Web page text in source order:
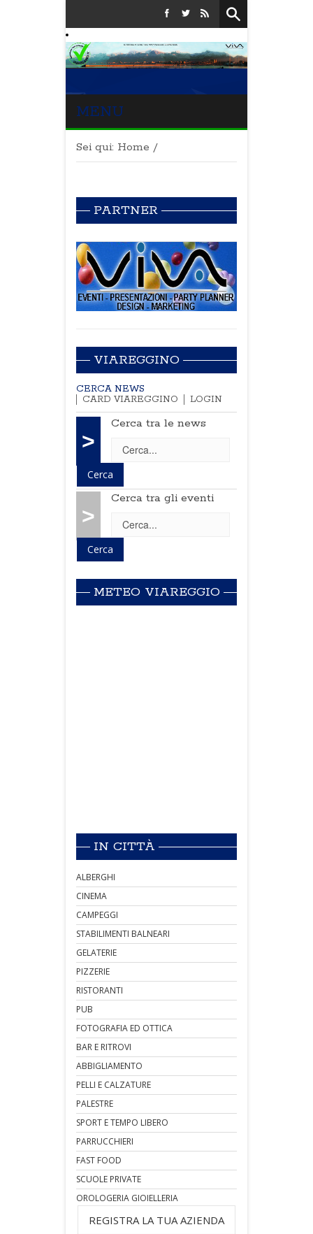
MENU
Sei qui: Home /
PARTNER
VIAREGGINO
CERCA NEWS
CARD VIAREGGINO
LOGIN
>
Cerca tra le news
>
Cerca tra gli eventi
METEO VIAREGGIO
IN CITTÀ
ALBERGHI
CINEMA
CAMPEGGI
STABILIMENTI BALNEARI
GELATERIE
PIZZERIE
RISTORANTI
PUB
FOTOGRAFIA ED OTTICA
BAR E RITROVI
ABBIGLIAMENTO
PELLI E CALZATURE
PALESTRE
SPORT E TEMPO LIBERO
PARRUCCHIERI
FAST FOOD
SCUOLE PRIVATE
OROLOGERIA GIOIELLERIA
REGISTRA LA TUA AZIENDA